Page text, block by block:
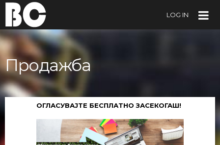
LOG IN
Продажба
ОГЛАСУВАЈТЕ БЕСПЛАТНО ЗАСЕКОГАШ!